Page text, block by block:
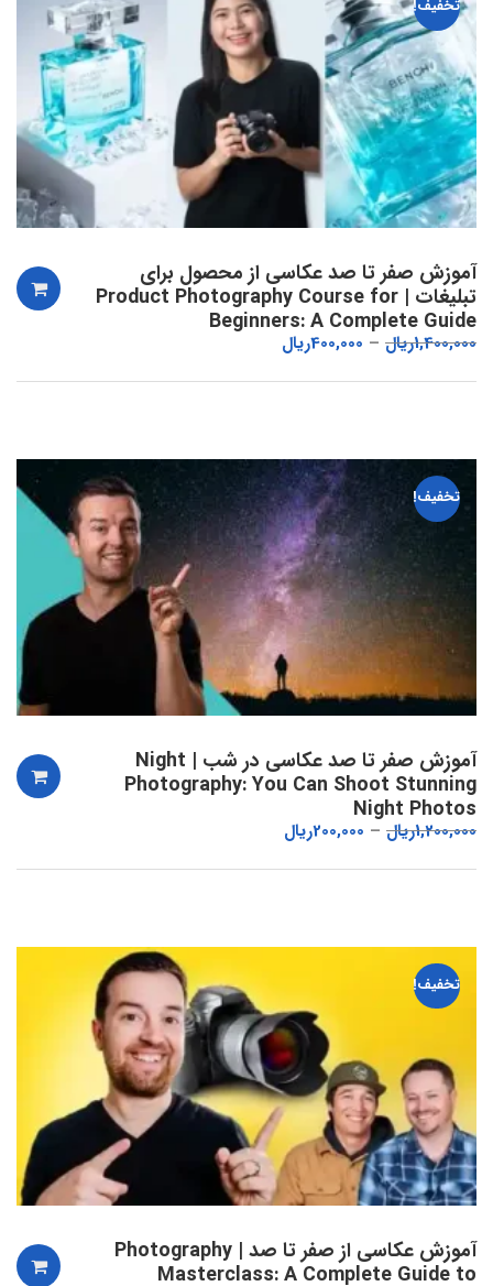
تخفیف!
آموزش صفر تا صد عکاسی از محصول برای
تبلیغات | Product Photography Course for
Beginners: A Complete Guide
1,400,000ریال 400,000ریال
تخفیف!
آموزش صفر تا صد عکاسی در شب | Night
Photography: You Can Shoot Stunning
Night Photos
1,200,000ریال 200,000ریال
تخفیف!
آموزش عکاسی از صفر تا صد | Photography
Masterclass: A Complete Guide to